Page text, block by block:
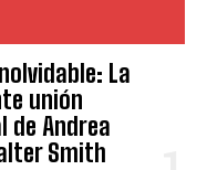
La
unión
de Andrea
Smith